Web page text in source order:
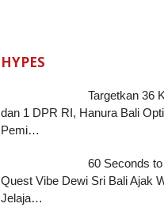
HYPES
Targetkan 36
dan 1 DPR RI, Hanura Bali
Pemi…
60 Seconds
Quest Vibe Dewi Sri Bali Ajak
Jelaja…